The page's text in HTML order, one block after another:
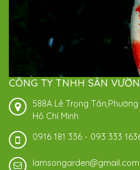
CÔNG TY TNHH SÂN
588A Lê Trọng
Hồ Chí Minh
0916 181 336 - 093 333
lamsongarden@gmail.com